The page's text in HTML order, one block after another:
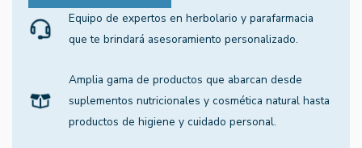
Equipo de expertos en herbolario y parafarmacia
que te brindará asesoramiento personalizado.
Amplia gama de productos que abarcan desde
suplementos nutricionales y cosmética natural hasta
productos de higiene y cuidado personal.